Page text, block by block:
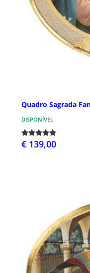
Quadro Sagrada
DISPONÍVEL
€ 139,00